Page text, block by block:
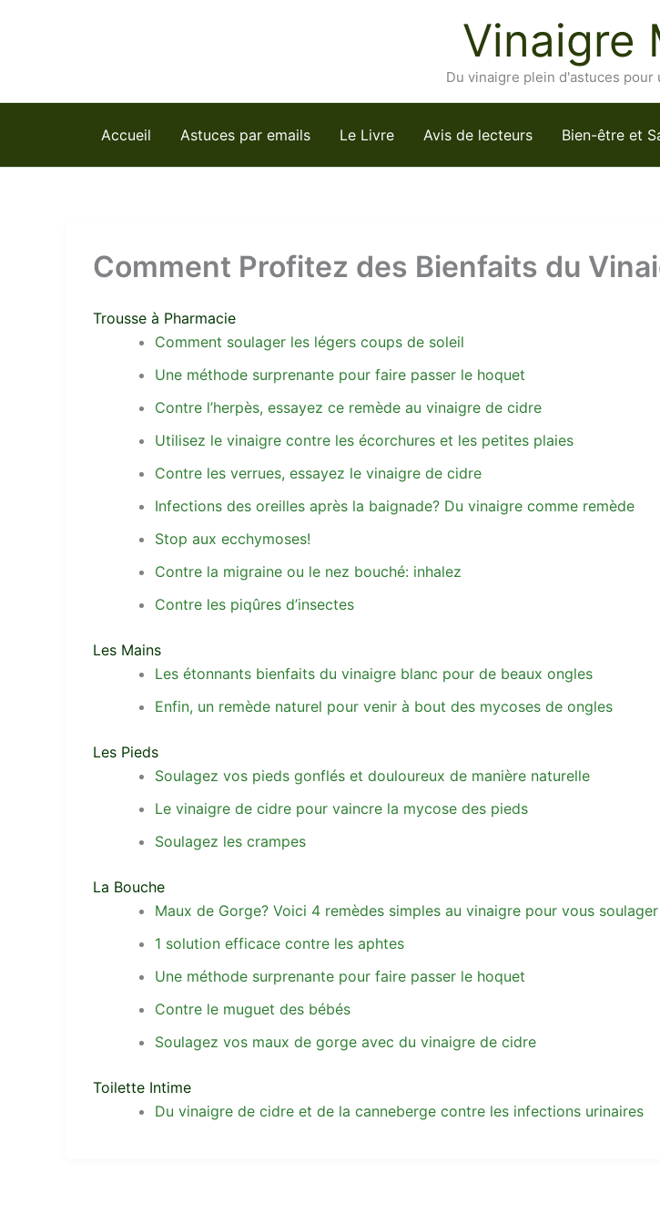
Vinaigre
Du vinaigre plein d'astuces pour
Accueil Astuces par emails Le Livre Avis de lecteurs Bien-être et
Comment Profitez des Bienfaits du
Trousse à Pharmacie
Comment soulager les légers coups de soleil
Une méthode surprenante pour faire passer le hoquet
Contre l’herpès, essayez ce remède au vinaigre de cidre
Utilisez le vinaigre contre les écorchures et les petites plaies
Contre les verrues, essayez le vinaigre de cidre
Infections des oreilles après la baignade? Du vinaigre comme remède
Stop aux ecchymoses!
Contre la migraine ou le nez bouché: inhalez
Contre les piqûres d’insectes
Les Mains
Les étonnants bienfaits du vinaigre blanc pour de beaux ongles
Enfin, un remède naturel pour venir à bout des mycoses de ongles
Les Pieds
Soulagez vos pieds gonflés et douloureux de manière naturelle
Le vinaigre de cidre pour vaincre la mycose des pieds
Soulagez les crampes
La Bouche
Maux de Gorge? Voici 4 remèdes simples au vinaigre pour vous soulager
1 solution efficace contre les aphtes
Une méthode surprenante pour faire passer le hoquet
Contre le muguet des bébés
Soulagez vos maux de gorge avec du vinaigre de cidre
Toilette Intime
Du vinaigre de cidre et de la canneberge contre les infections urinaires